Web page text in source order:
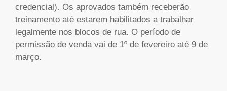
credencial). Os aprovados também receberão
treinamento até estarem habilitados a trabalhar
legalmente nos blocos de rua. O período de
permissão de venda vai de 1º de fevereiro até 9 de
março.